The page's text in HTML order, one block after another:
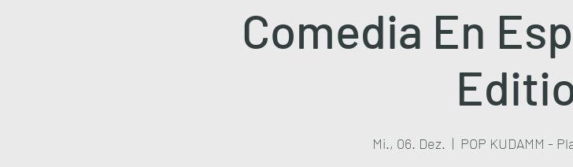
Comedia En
Mi., 06. Dez.
  |
POP KUDAMM -